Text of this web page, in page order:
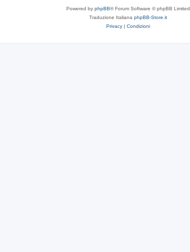
Powered by phpBB® Forum Software © phpBB Limited
Traduzione Italiana phpBB-Store.it
Privacy | Condizioni